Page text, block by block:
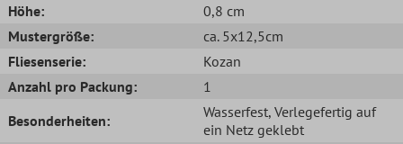
Höhe:
0,8 cm
Mustergröße:
ca. 5x12,5cm
Fliesenserie:
Kozan
Anzahl pro Packung:
1
Besonderheiten:
Wasserfest, Verlegefertig auf
ein Netz geklebt